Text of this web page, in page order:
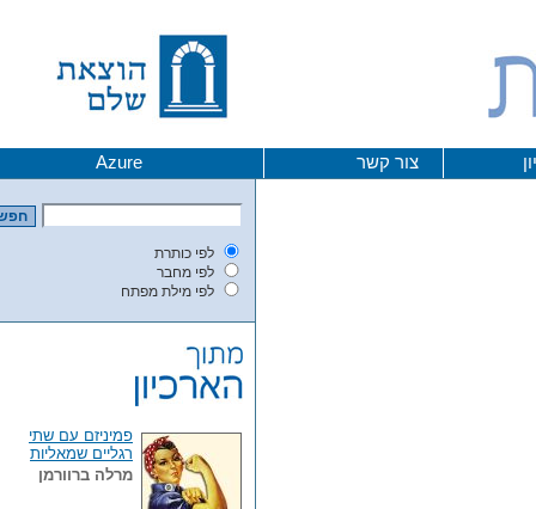
צור קשר Azure
לפי כותרת
לפי מחבר
לפי מילת מפתח
פמיניזם עם שתי
רגליים שמאליות
מרלה ברוורמן